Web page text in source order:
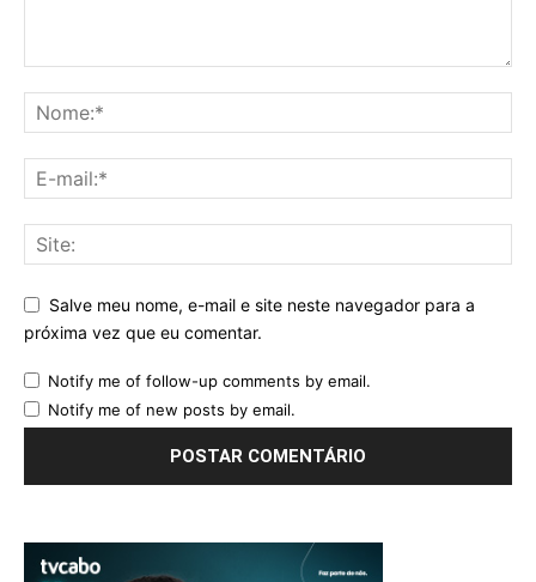
Salve meu nome, e-mail e site neste navegador para a
próxima vez que eu comentar.
Notify me of follow-up comments by email.
Notify me of new posts by email.